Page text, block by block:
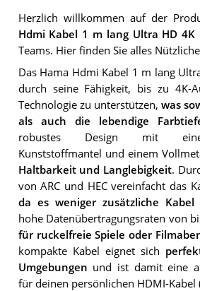
Herzlich willkommen auf der
Hdmi Kabel 1 m lang Ultra HD 4K
Teams. Hier finden Sie alles
Das Hama Hdmi Kabel 1 m lang
durch seine Fähigkeit, bis zu 4K-
Technologie zu unterstützen,was
als auch die lebendige
robustes Design mit
Kunststoffmantel und einem
Haltbarkeit und Langlebigkeit.
von ARC und HEC vereinfacht das
da es weniger zusätzliche Kabel
hohe Datenübertragungsraten von
für ruckelfreie Spiele oder
kompakte Kabel eignet sich
Umgebungen und ist damit eine
für deinen persönlichen HDMI-Kabel